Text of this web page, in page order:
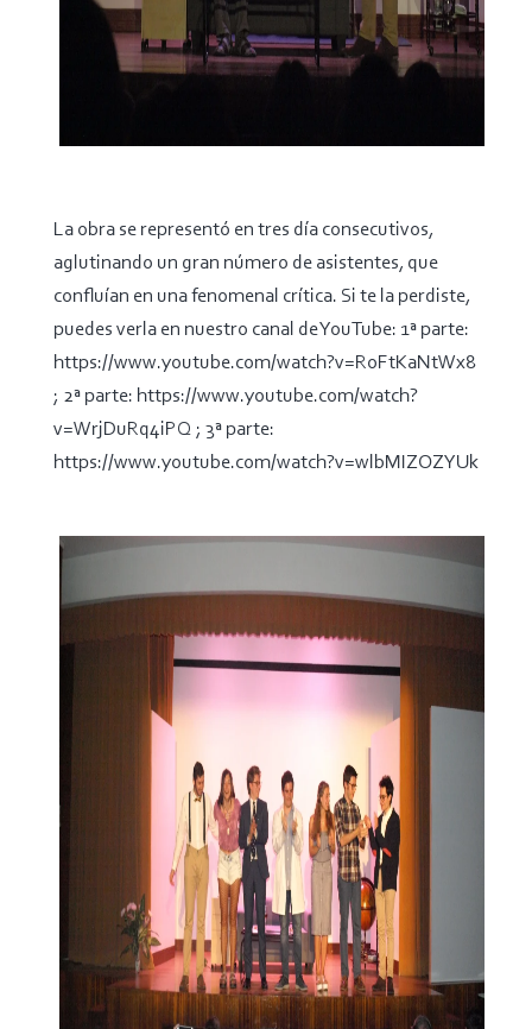
La obra se representó en tres día consecutivos,
aglutinando un gran número de asistentes, que
confluían en una fenomenal crítica. Si te la perdiste,
puedes verla en nuestro canal de YouTube: 1ª parte:
https://www.youtube.com/watch?v=RoFtKaNtWx8
; 2ª parte: https://www.youtube.com/watch?
v=WrjDuRq4iPQ ; 3ª parte:
https://www.youtube.com/watch?v=wlbMIZOZYUk